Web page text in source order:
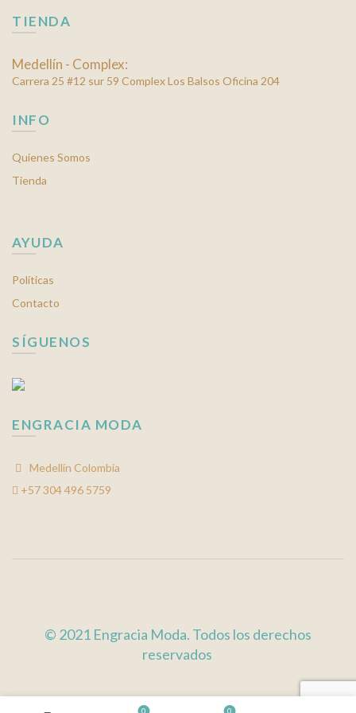
TIENDA
Medellín - Complex:
Carrera 25 #12 sur 59 Complex Los Balsos Oficina 204
INFO
Quienes Somos
Tienda
AYUDA
Políticas
Contacto
SÍGUENOS
ENGRACIA MODA
Medellín Colombia
+57 304 496 5759
© 2021 Engracia Moda. Todos los derechos
reservados
0 0